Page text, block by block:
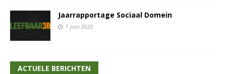
Jaarrapportage Sociaal Domein
7 juni 2020
ACTUELE BERICHTEN